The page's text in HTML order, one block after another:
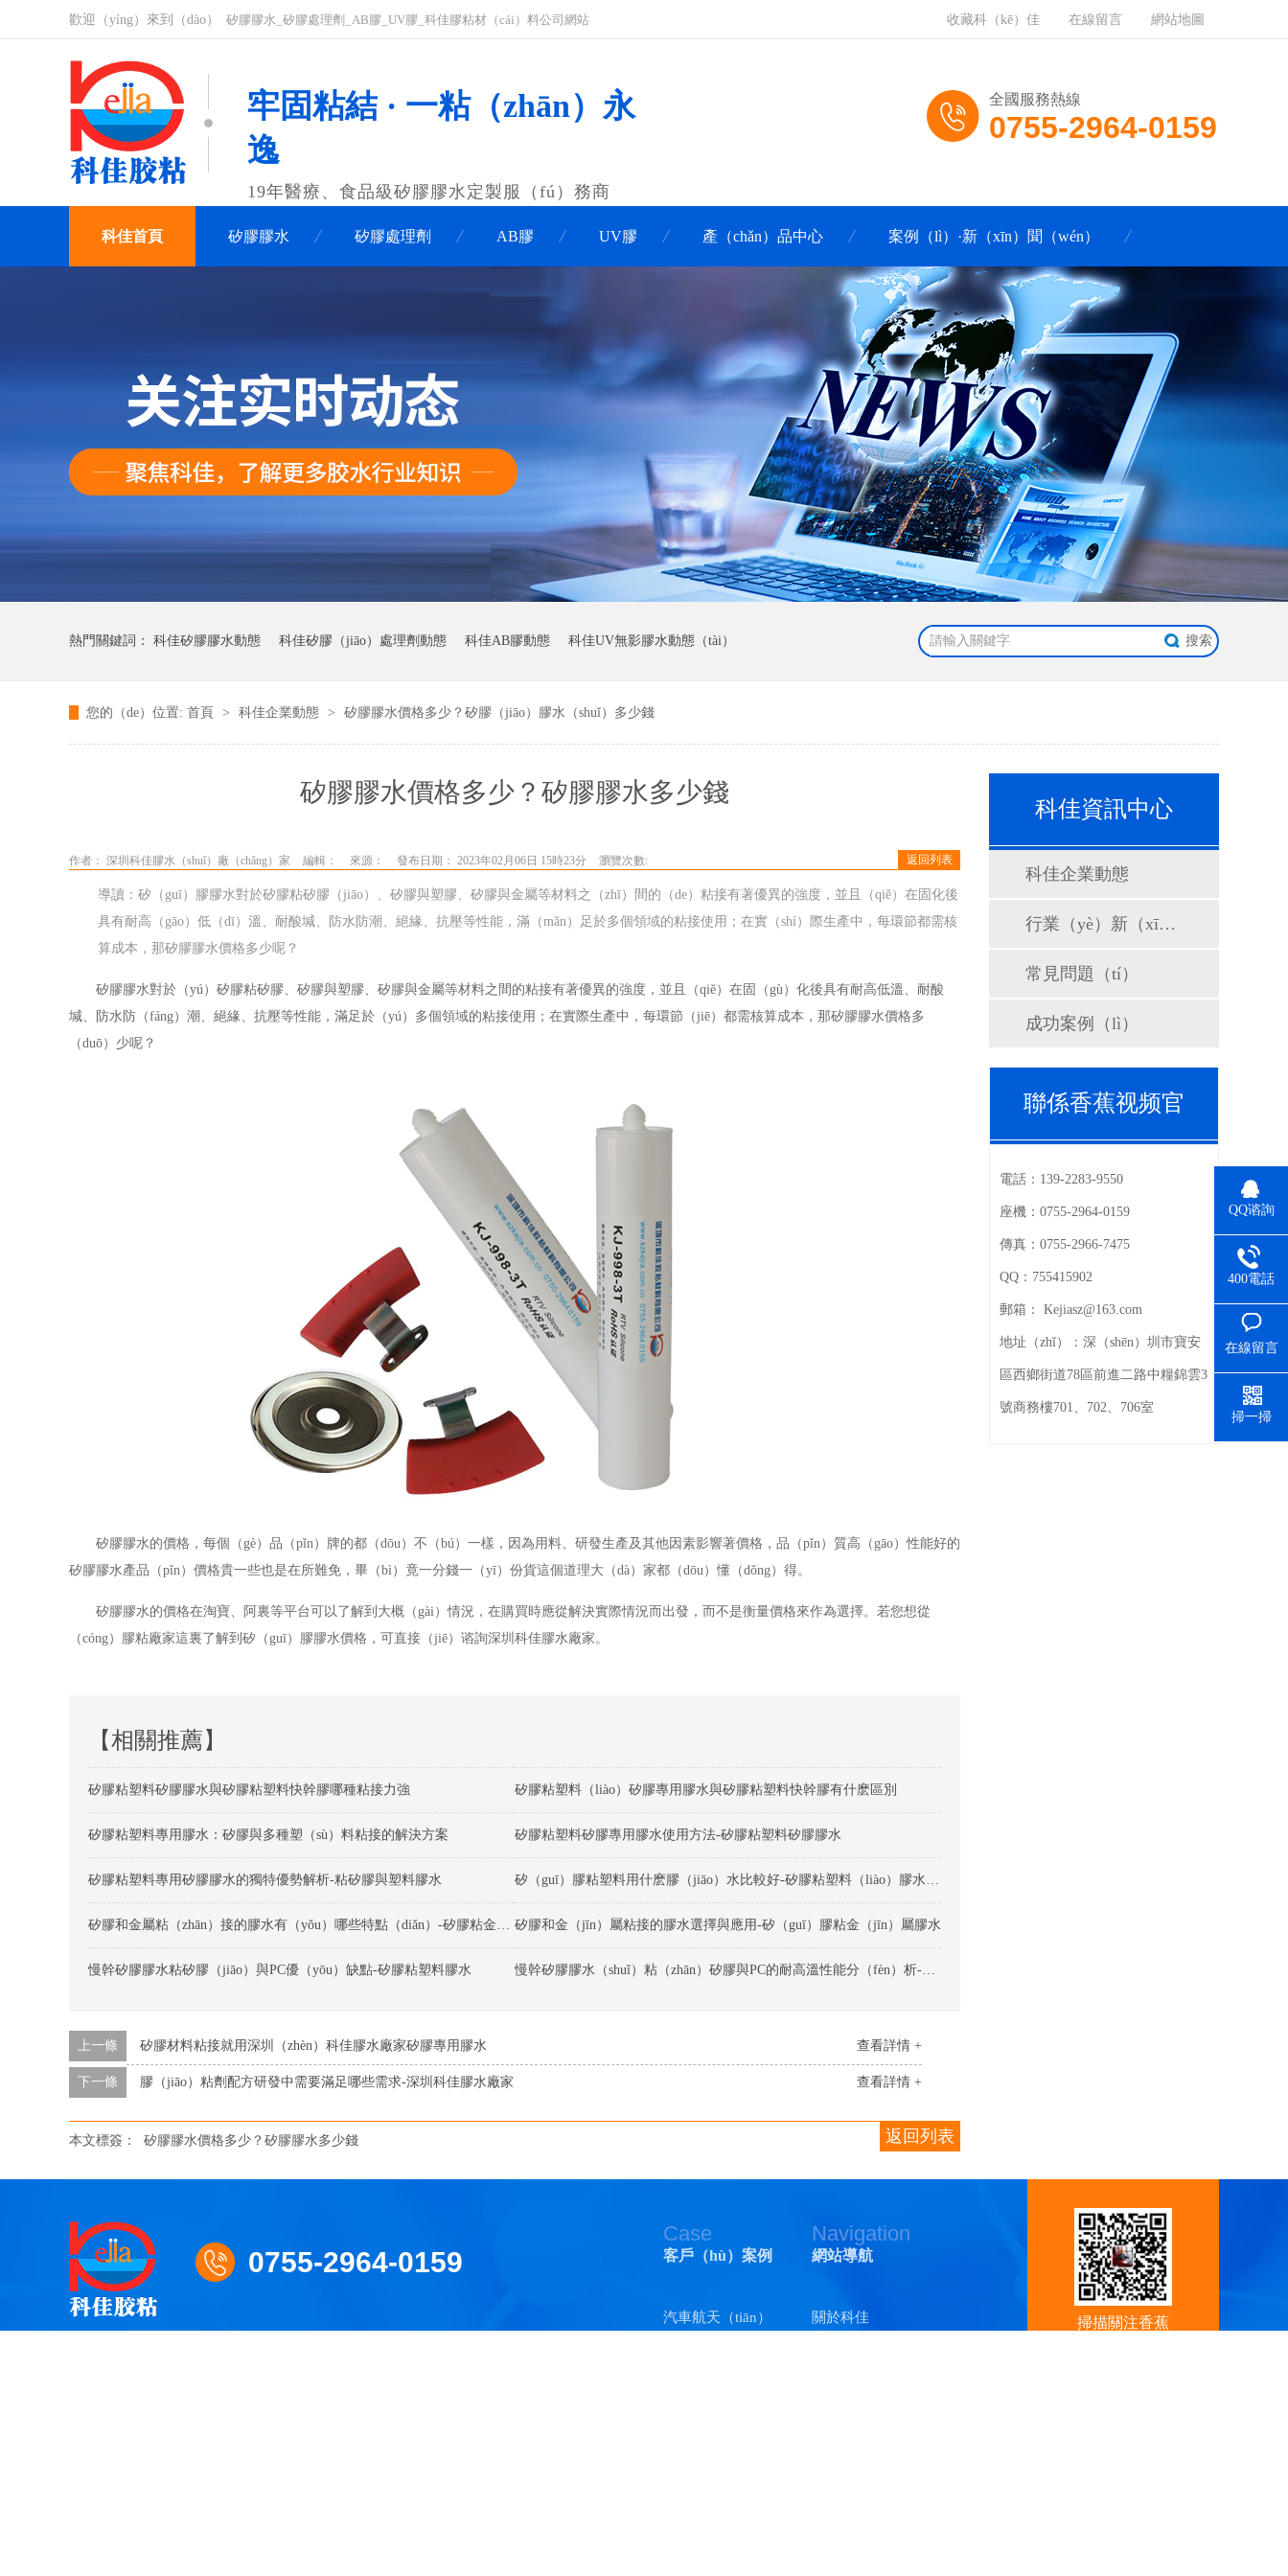
歡迎（yíng）來到（dào） 矽膠膠水_矽膠處理劑_AB膠_UV膠_科佳膠粘材（cái）料公司網站 收藏科（kē）佳 在線留言 網站地圖
牢固粘結 · 一粘（zhān）永
逸
19年醫療、食品級矽膠膠水定製服（fú）務商
全國服務熱線
0755-2964-0159
科佳首頁 矽膠膠水 矽膠處理劑 AB膠 UV膠 產（chǎn）品中心 案例（lì）·新（xīn）聞（wén）
熱門關鍵詞： 科佳矽膠膠水動態 科佳矽膠（jiāo）處理劑動態 科佳AB膠動態 科佳UV無影膠水動態（tài）
科佳快幹膠動態
您的（de）位置: 首頁 > 科佳企業動態 > 矽膠膠水價格多少？矽膠（jiāo）膠水（shuǐ）多少錢
矽膠膠水價格多少？矽膠膠水多少錢
返回列表
作者： 深圳科佳膠水（shuǐ）廠（chǎng）家 編輯： 來源： 發布日期： 2023年02月06日 15時23分 瀏覽次數:
導讀：矽（guī）膠膠水對於矽膠粘矽膠（jiāo）、矽膠與塑膠、矽膠與金屬等材料之（zhī）間的（de）粘接有著優異的強度，並且（qiě）在固化後
具有耐高（gāo）低（dī）溫、耐酸堿、防水防潮、絕緣、抗壓等性能，滿（mǎn）足於多個領域的粘接使用；在實（shí）際生產中，每環節都需核
算成本，那矽膠膠水價格多少呢？
矽膠膠水對於（yú）矽膠粘矽膠、矽膠與塑膠、矽膠與金屬等材料之間的粘接有著優異的強度，並且（qiě）在固（gù）化後具有耐高低溫、耐酸
堿、防水防（fáng）潮、絕緣、抗壓等性能，滿足於（yú）多個領域的粘接使用；在實際生產中，每環節（jiē）都需核算成本，那矽膠膠水價格多
（duō）少呢？
矽膠膠水的價格，每個（gè）品（pǐn）牌的都（dōu）不（bú）一樣，因為用料、研發生產及其他因素影響著價格，品（pǐn）質高（gāo）性能好的
矽膠膠水產品（pǐn）價格貴一些也是在所難免，畢（bì）竟一分錢一（yī）份貨這個道理大（dà）家都（dōu）懂（dǒng）得。
矽膠膠水的價格在淘寶、阿裏等平台可以了解到大概（gài）情況，在購買時應從解決實際情況而出發，而不是衡量價格來作為選擇。若您想從
（cóng）膠粘廠家這裏了解到矽（guī）膠膠水價格，可直接（jiē）谘詢深圳科佳膠水廠家。
【相關推薦】
矽膠粘塑料矽膠膠水與矽膠粘塑料快幹膠哪種粘接力強 矽膠粘塑料（liào）矽膠專用膠水與矽膠粘塑料快幹膠有什麽區別
矽膠粘塑料專用膠水：矽膠與多種塑（sù）料粘接的解決方案 矽膠粘塑料矽膠專用膠水使用方法-矽膠粘塑料矽膠膠水
矽膠粘塑料專用矽膠膠水的獨特優勢解析-粘矽膠與塑料膠水 矽（guī）膠粘塑料用什麽膠（jiāo）水比較好-矽膠粘塑料（liào）膠水種類
矽膠和金屬粘（zhān）接的膠水有（yǒu）哪些特點（diǎn）-矽膠粘金屬矽膠（jiāo）膠水 矽膠和金（jīn）屬粘接的膠水選擇與應用-矽（guī）膠粘金（jīn）屬膠水
慢幹矽膠膠水粘矽膠（jiāo）與PC優（yōu）缺點-矽膠粘塑料膠水 慢幹矽膠膠水（shuǐ）粘（zhān）矽膠與PC的耐高溫性能分（fèn）析-矽膠粘塑料（liào）膠水（shuǐ）
查看詳情 +
上一條 矽膠材料粘接就用深圳（zhèn）科佳膠水廠家矽膠專用膠水
查看詳情 +
下一條 膠（jiāo）粘劑配方研發中需要滿足哪些需求-深圳科佳膠水廠家
返回列表
本文標簽： 矽膠膠水價格多少？矽膠膠水多少錢
科佳資訊中心
科佳企業動態
行業（yè）新（xīn）聞
常見問題（tí）
成功案例（lì）
聯係香蕉视频官
電話： 139-2283-9550
座機： 0755-2964-0159
傳真： 0755-2966-7475
QQ： 755415902
郵箱： Kejiasz@163.com
地址（zhǐ）： 深（shēn）圳市寶安
區西鄉街道78區前進二路中糧錦雲3
號商務樓701、702、706室
0755-2964-0159
Case
客戶（hù）案例
汽車航天（tiān）
Navigation
網站導航
關於科佳 掃描關注香蕉
QQ谘詢
400電話
在線留言
掃一掃